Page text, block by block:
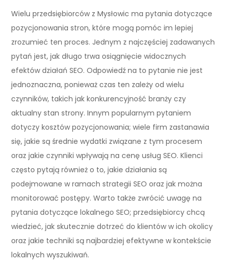
Wielu przedsiębiorców z Mysłowic ma pytania dotyczące
pozycjonowania stron, które mogą pomóc im lepiej
zrozumieć ten proces. Jednym z najczęściej zadawanych
pytań jest, jak długo trwa osiągnięcie widocznych
efektów działań SEO. Odpowiedź na to pytanie nie jest
jednoznaczna, ponieważ czas ten zależy od wielu
czynników, takich jak konkurencyjność branży czy
aktualny stan strony. Innym popularnym pytaniem
dotyczy kosztów pozycjonowania; wiele firm zastanawia
się, jakie są średnie wydatki związane z tym procesem
oraz jakie czynniki wpływają na cenę usług SEO. Klienci
często pytają również o to, jakie działania są
podejmowane w ramach strategii SEO oraz jak można
monitorować postępy. Warto także zwrócić uwagę na
pytania dotyczące lokalnego SEO; przedsiębiorcy chcą
wiedzieć, jak skutecznie dotrzeć do klientów w ich okolicy
oraz jakie techniki są najbardziej efektywne w kontekście
lokalnych wyszukiwań.